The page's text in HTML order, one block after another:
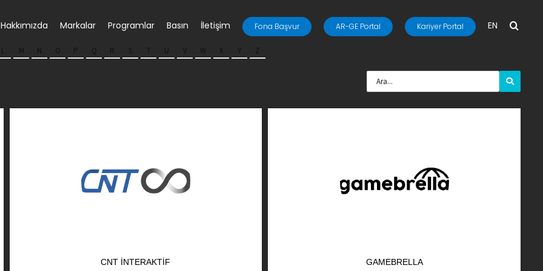
Hakkımızda Markalar Programlar Basın İletişim Fona Başvur AR-GE Portal Kariyer Portal EN
L M N O P Q R S T U V W X Y Z
CNT İNTERAKTIF GAMEBRELLA